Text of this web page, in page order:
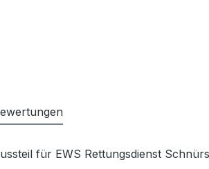
für EWS Rettungsdienst